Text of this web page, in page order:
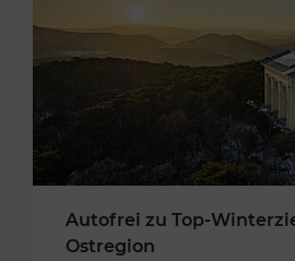
Autofrei zu Top-
Ostregion